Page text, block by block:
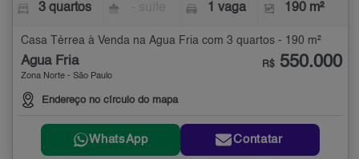
3 quartos 1 vaga 190 m²
Casa Térrea à Venda na Água Fria com 3 quartos - 190 m²
Água Fria
Zona Norte - São Paulo
Endereço no círculo do mapa
R$ 550.000
WhatsApp Contatar